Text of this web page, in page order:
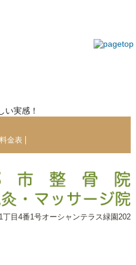
料金表
目4番1号オーシャンテラス緑園202